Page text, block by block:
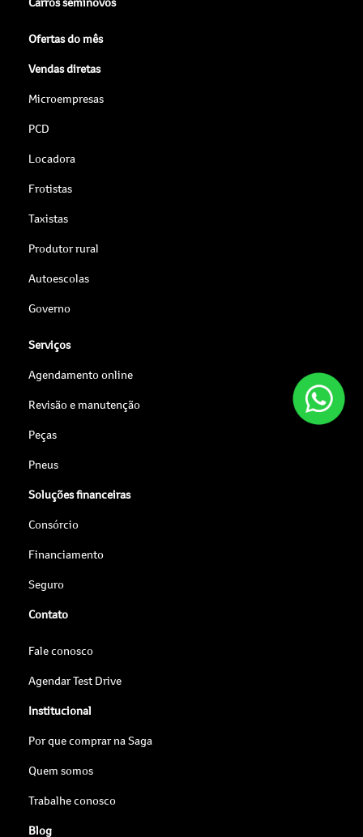
Ofertas do mês
Vendas diretas
Microempresas
PCD
Locadora
Frotistas
Taxistas
Produtor rural
Autoescolas
Governo
Serviços
Agendamento online
Revisão e manutenção
Peças
Pneus
Soluções financeiras
Consórcio
Financiamento
Seguro
Contato
Fale conosco
Agendar Test Drive
Institucional
Por que comprar na Saga
Quem somos
Trabalhe conosco
Blog